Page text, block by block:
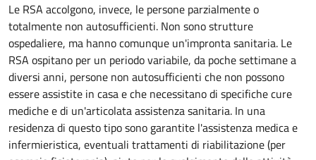
Le RSA accolgono, invece, le persone parzialmente o
totalmente non autosufficienti. Non sono strutture
ospedaliere, ma hanno comunque un'impronta sanitaria. Le
RSA ospitano per un periodo variabile, da poche settimane a
diversi anni, persone non autosufficienti che non possono
essere assistite in casa e che necessitano di specifiche cure
mediche e di un'articolata assistenza sanitaria. In una
residenza di questo tipo sono garantite l'assistenza medica e
infermieristica, eventuali trattamenti di riabilitazione (per